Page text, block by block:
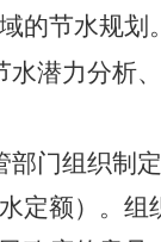
的节水规划。
潜力分析
门组织制
定额）。